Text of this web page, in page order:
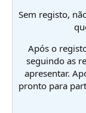
Sem registo,
Após o
seguindo as
apresentar.
pronto para